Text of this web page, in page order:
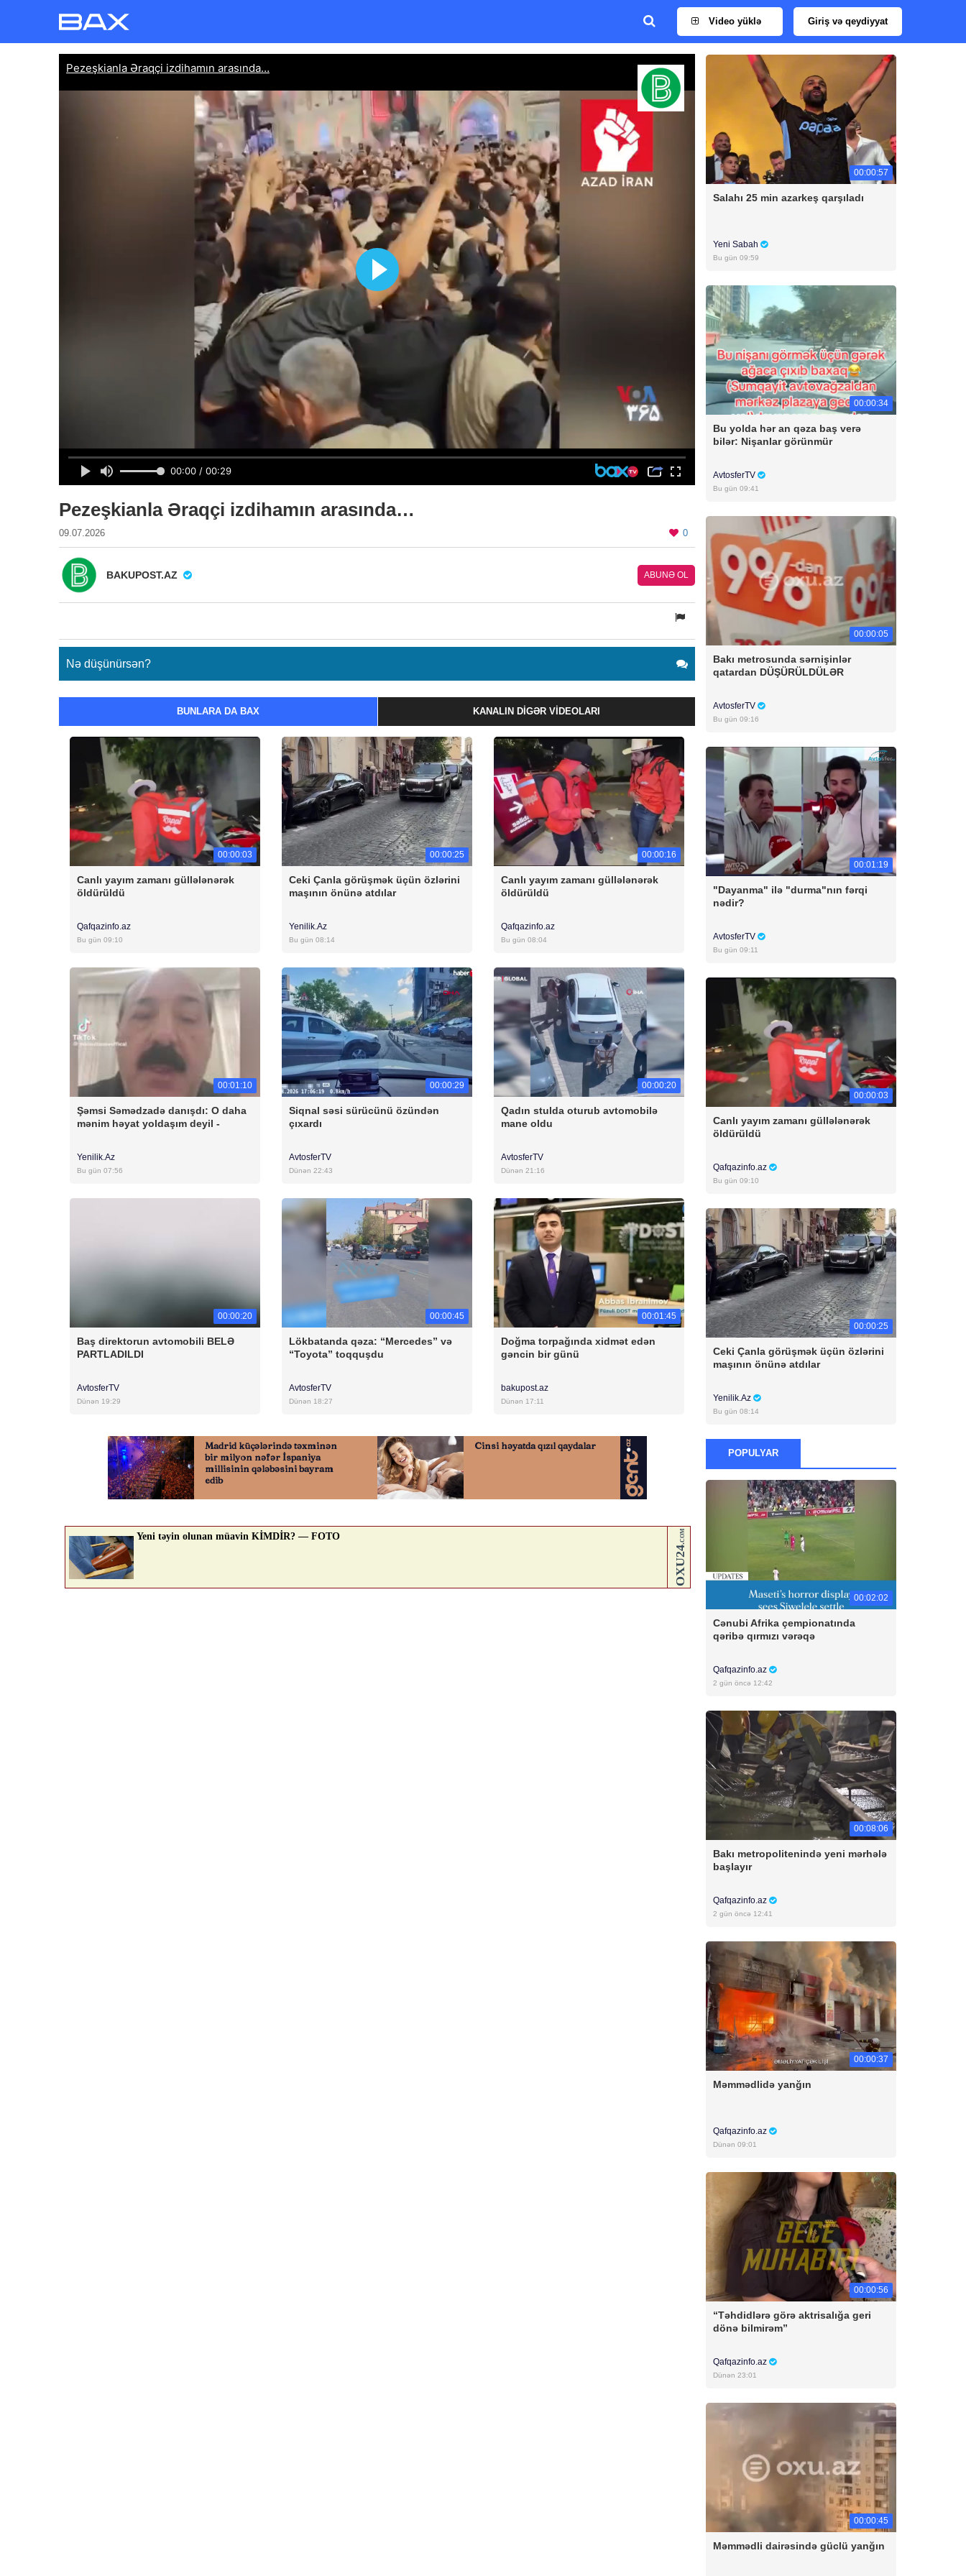
Video yüklə Giriş və qeydiyyat
Pezeşkianla Əraqçi izdihamın arasında…
09.07.2026 0
BAKUPOST.AZ ABUNƏ OL
Nə düşünürsən?
BUNLARA DA BAX KANALIN DIGƏR VIDEOLARI
00:00:03
Canlı yayım zamanı güllələnərək
öldürüldü
Qafqazinfo.az
Bu gün 09:10
00:00:25
Ceki Çanla görüşmək üçün özlərini
maşının önünə atdılar
Yenilik.Az
Bu gün 08:14
00:00:16
Canlı yayım zamanı güllələnərək
öldürüldü
Qafqazinfo.az
Bu gün 08:04
00:01:10
Şəmsi Səmədzadə danışdı: O daha
mənim həyat yoldaşım deyil -
Yenilik.Az
Bu gün 07:56
00:00:29
Siqnal səsi sürücünü özündən
çıxardı
AvtosferTV
Dünən 22:43
00:00:20
Qadın stulda oturub avtomobilə
mane oldu
AvtosferTV
Dünən 21:16
00:00:20
Baş direktorun avtomobili BELƏ
PARTLADILDI
AvtosferTV
Dünən 19:29
00:00:45
Lökbatanda qəza: “Mercedes” və
“Toyota” toqquşdu
AvtosferTV
Dünən 18:27
00:01:45
Doğma torpağında xidmət edən
gəncin bir günü
bakupost.az
Dünən 17:11
00:00:57
Salahı 25 min azarkeş qarşıladı
Yeni Sabah
Bu gün 09:59
00:00:34
Bu yolda hər an qəza baş verə
bilər: Nişanlar görünmür
AvtosferTV
Bu gün 09:41
00:00:05
Bakı metrosunda sərnişinlər
qatardan DÜŞÜRÜLDÜLƏR
AvtosferTV
Bu gün 09:16
00:01:19
"Dayanma" ilə "durma"nın fərqi
nədir?
AvtosferTV
Bu gün 09:11
00:00:03
Canlı yayım zamanı güllələnərək
öldürüldü
Qafqazinfo.az
Bu gün 09:10
00:00:25
Ceki Çanla görüşmək üçün özlərini
maşının önünə atdılar
Yenilik.Az
Bu gün 08:14
POPULYAR
00:02:02
Cənubi Afrika çempionatında
qəribə qırmızı vərəqə
Qafqazinfo.az
2 gün öncə 12:42
00:08:06
Bakı metropolitenində yeni mərhələ
başlayır
Qafqazinfo.az
2 gün öncə 12:41
00:00:37
Məmmədlidə yanğın
Qafqazinfo.az
Dünən 09:01
00:00:56
“Təhdidlərə görə aktrisalığa geri
dönə bilmirəm”
Qafqazinfo.az
Dünən 23:01
00:00:45
Məmmədli dairəsində güclü yanğın